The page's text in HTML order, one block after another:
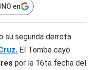
en
su segunda derrota
El Tomba cayó
por la 16ta fecha del